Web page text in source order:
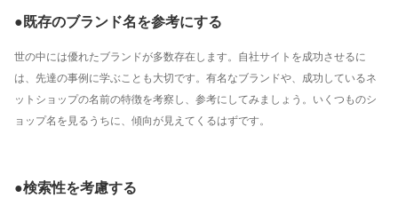
●既存のブランド名を参考にする
世の中には優れたブランドが多数存在します。自社サイトを成功させるに
は、先達の事例に学ぶことも大切です。有名なブランドや、成功しているネ
ットショップの名前の特徴を考察し、参考にしてみましょう。いくつものシ
ョップ名を見るうちに、傾向が見えてくるはずです。
●検索性を考慮する